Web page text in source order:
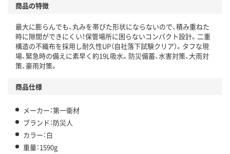
商品の特徴
最大に膨らんでも、丸みを帯びた形状にならないので、積み重ねた
時に隙間ができにくい！保管場所に困らないコンパクト設計。二重
構造の不織布を採用し耐久性UP（自社落下試験クリア）。タフな現
場、緊急時の備えに素早く約19L吸水。防災備蓄、水害対策、大雨対
策、豪雨対策。
商品仕様
メーカー：第一衛材
ブランド：防災人
カラー：白
重量：1590g